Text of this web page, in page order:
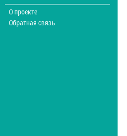
О проекте
Обратная связь